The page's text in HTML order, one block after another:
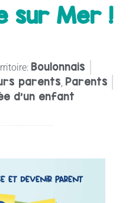
sur Mer !
Boulonnais
parents Parents
d'un enfant